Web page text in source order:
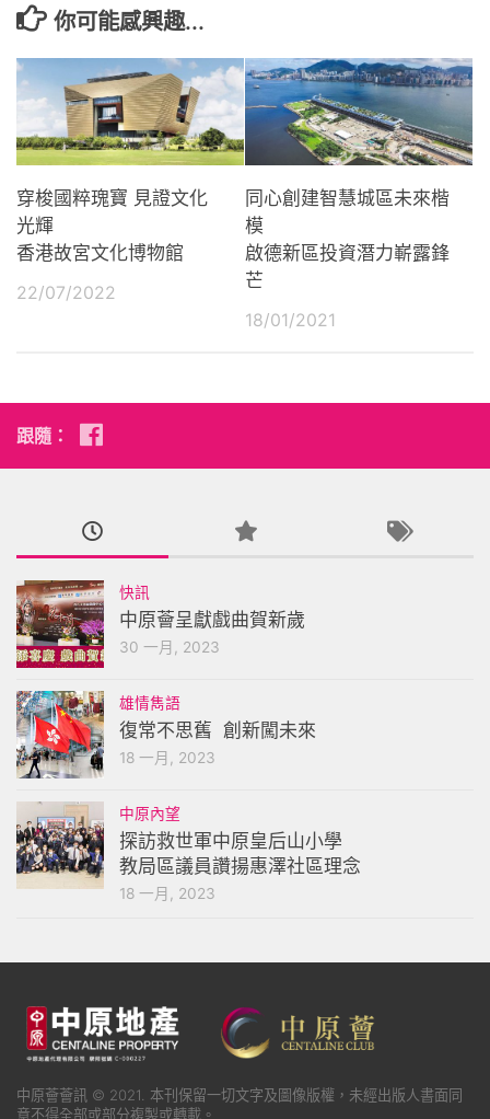
你可能感興趣...
穿梭國粹瑰寶 見證文化
光輝
香港故宮文化博物館
22/07/2022
同心創建智慧城區未來楷
模
啟德新區投資潛力嶄露鋒
芒
18/01/2021
跟隨：
快訊
中原薈呈獻戲曲賀新歲
30 一月, 2023
雄情雋語
復常不思舊 創新闖未來
18 一月, 2023
中原內望
探訪救世軍中原皇后山小學
教局區議員讚揚惠澤社區理念
18 一月, 2023
中原薈薈訊 © 2021. 本刊保留一切文字及圖像版權，未經出版人書面同
意不得全部或部分複製或轉載。